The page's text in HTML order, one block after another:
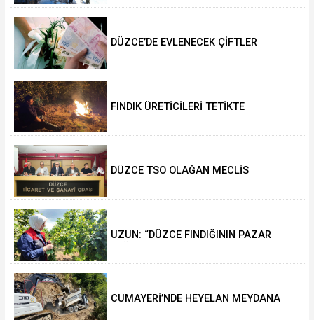
DÜZCE’DE EVLENECEK ÇİFTLER
FINDIK ÜRETİCİLERİ TETİKTE
DÜZCE TSO OLAĞAN MECLİS
UZUN: “DÜZCE FINDIĞININ PAZAR
CUMAYERİ’NDE HEYELAN MEYDANA